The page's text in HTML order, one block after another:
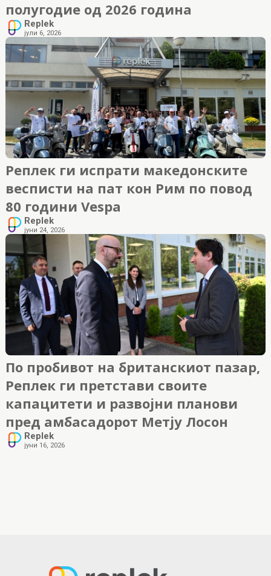
полугодие од 2026 година
Replek
јули 6, 2026
Реплек ги испрати македонските
весписти на пат кон Рим по повод
80 години Vespa
Replek
јуни 24, 2026
По пробивот на британскиот пазар,
Реплек ги претстави своите
капацитети и развојни планови
пред амбасадорот Метју Лосон
Replek
јуни 16, 2026